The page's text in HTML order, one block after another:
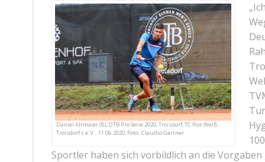
Daniel Altmaier (8), DTB Pro Serie 2020, Troisdorf, TC Rot-Weiß
Troisdorf s e.V., 11.06.2020, Foto: Claudio Gärtner
Sportler haben sich vorbildlich an die